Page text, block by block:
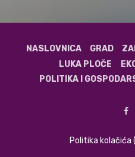
NASLOVNICA GRAD
LUKA PLOČE
POLITIKA I
Politika kolačića